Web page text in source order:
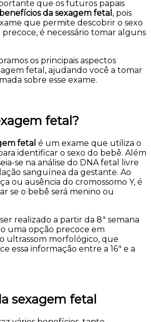
que os futuros papais
da sexagem fetal , pois
que permite descobrir o sexo
é necessário tomar alguns
os principais aspectos
fetal, ajudando você a tomar
sobre esse exame.
fetal?
fetal é um exame que utiliza o
identificar o sexo do bebê. Além
se na análise do DNA fetal livre
sanguínea da gestante. Ao
ou ausência do cromossomo Y, é
se o bebê será menino ou
realizado a partir da 8ª semana
uma opção precoce em
ultrassom morfológico, que
essa informação entre a 16ª e a
sexagem fetal